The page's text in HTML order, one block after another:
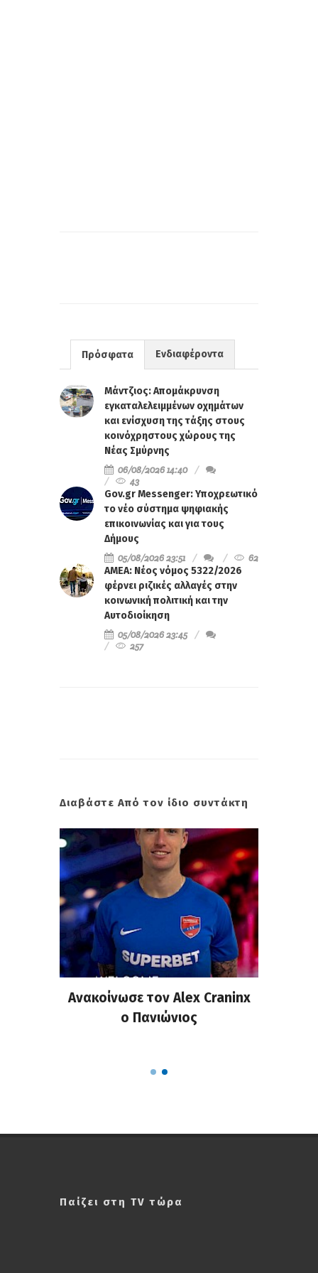
Πρόσφατα Ενδιαφέροντα
Μάντζιος: Απομάκρυνση
εγκαταλελειμμένων οχημάτων
και ενίσχυση της τάξης στους
κοινόχρηστους χώρους της
Νέας Σμύρνης
06/08/2026 14:40
43
Gov.gr Messenger: Υποχρεωτικό
το νέο σύστημα ψηφιακής
επικοινωνίας και για τους
Δήμους
05/08/2026 23:51
62
ΑΜΕΑ: Νέος νόμος 5322/2026
φέρνει ριζικές αλλαγές στην
κοινωνική πολιτική και την
Αυτοδιοίκηση
05/08/2026 23:45
257
Διαβάστε Από τον ίδιο συντάκτη
Ανακοίνωσε τον Alex Craninx
ο Πανιώνιος
Παίζει στη TV τώρα